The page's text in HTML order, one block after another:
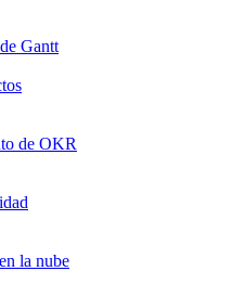
Gantt
de OKR
la nube